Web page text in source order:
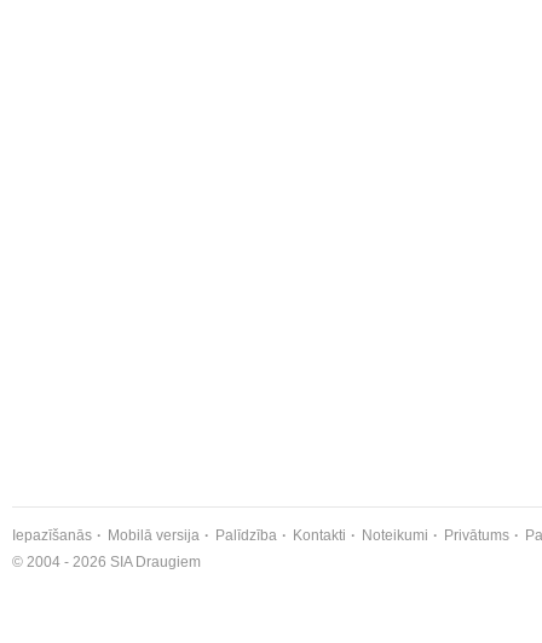
Iepazīšanās Mobilā versija Palīdzība Kontakti Noteikumi Privātums
© 2004 - 2026 SIA Draugiem